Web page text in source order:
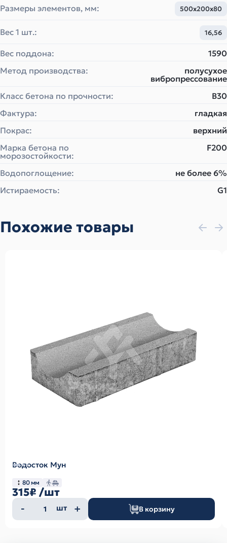
Размеры элементов, мм:
500х200х80
Вес 1 шт.: 16,56
Вес поддона:
1590
Метод производства:
полусухое
вибропрессование
Класс бетона по прочности:
B30
Фактура:
гладкая
Покрас:
верхний
Марка бетона по
морозостойкости:
F200
Водопоглощение:
не более 6%
Истираемость:
G1
Похожие товары
Водосток Мун
80 мм
315₽ /шт
Количество
шт В корзину